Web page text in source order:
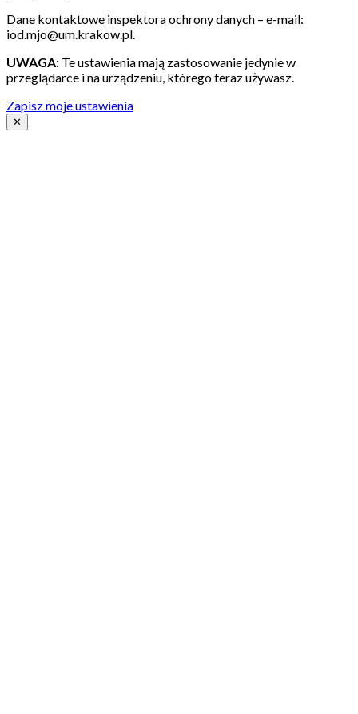
Dane kontaktowe inspektora ochrony danych – e-mail:
iod.mjo@um.krakow.pl.
UWAGA: Te ustawienia mają zastosowanie jedynie w
przeglądarce i na urządzeniu, którego teraz używasz.
Zapisz moje ustawienia
✕